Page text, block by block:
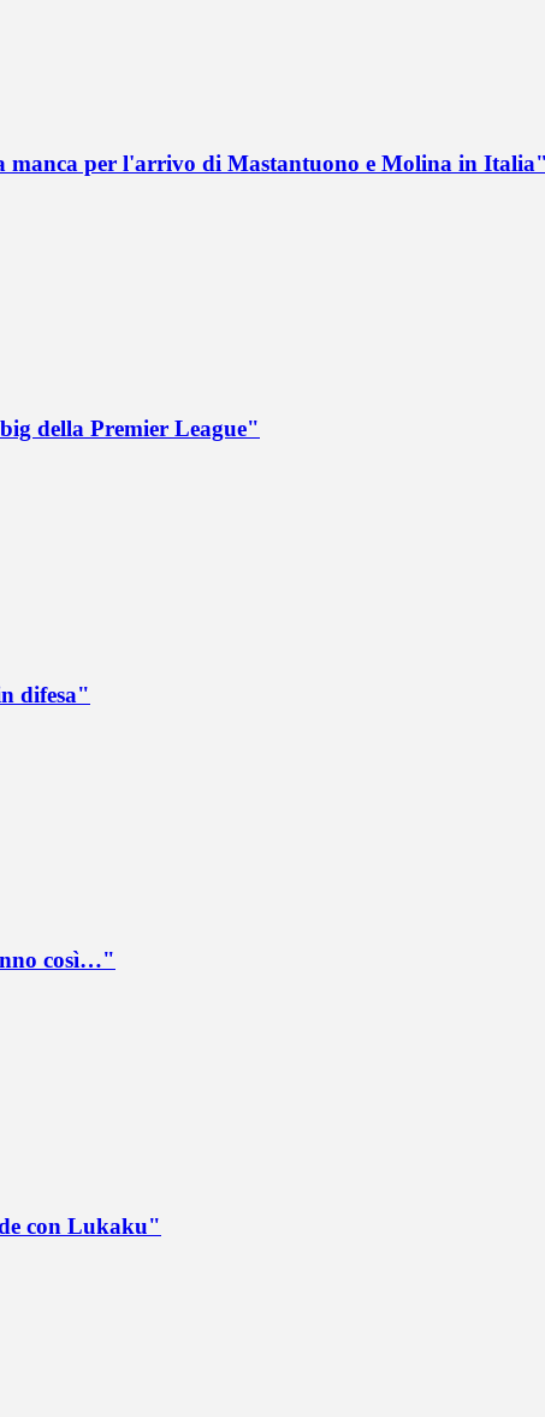
manca per l'arrivo di Mastantuono e Molina in
della Premier League"
difesa"
così…"
con Lukaku"